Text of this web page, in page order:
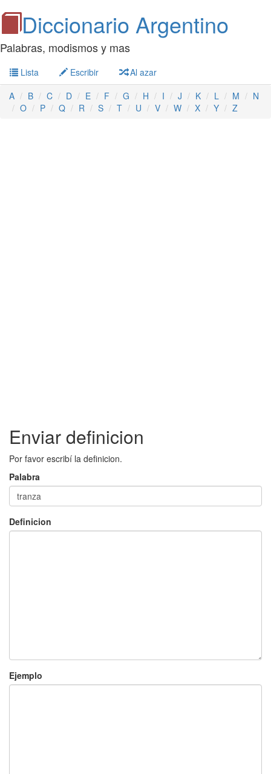
Diccionario Argentino
Palabras, modismos y mas
Lista Escribir
Al azar
A
B C D E F G H I J K L M
N
O
P Q R S T U V W X Y Z
Enviar definicion
Por favor escribí la definicion.
Palabra
Definicion
Ejemplo